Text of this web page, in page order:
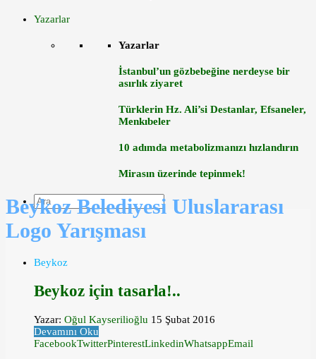
Yazarlar
Yazarlar
İstanbul’un gözbebeğine nerdeyse bir
asırlık ziyaret
Türklerin Hz. Ali’si Destanlar, Efsaneler,
Menkıbeler
10 adımda metabolizmanızı hızlandırın
Mirasın üzerinde tepinmek!
Beykoz Belediyesi Uluslararası
Logo Yarışması
Beykoz
Beykoz için tasarla!..
Yazar: Oğul Kayserilioğlu 15 Şubat 2016
Devamını Oku
FacebookTwitterPinterestLinkedinWhatsappEmail